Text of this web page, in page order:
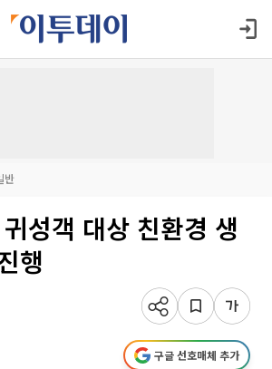
반
성객 대상 친환경 생
행
구글 선호매체 추가